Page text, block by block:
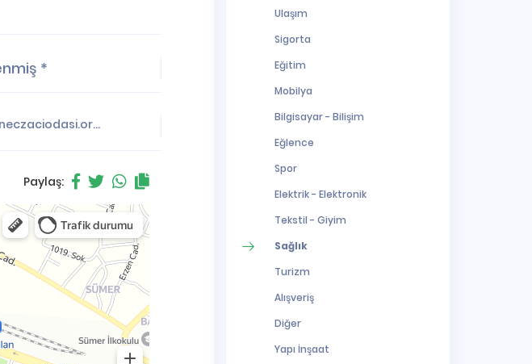
*
www.batmaneczaciodasi.org.tr
Paylaş:
Ulaşım
Sigorta
Eğitim
Mobilya
Bilgisayar - Bilişim
Eğlence
Spor
Elektrik - Elektronik
Tekstil - Giyim
Sağlık
Turizm
Alışveriş
Diğer
Yapı İnşaat